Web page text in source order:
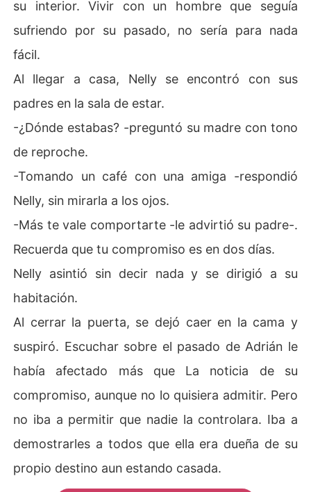
su interior. Vivir con un hombre que seguía
sufriendo por su pasado, no sería para nada
fácil.
Al llegar a casa, Nelly se encontró con sus
padres en la sala de estar.
-¿Dónde estabas? -preguntó su madre con tono
de reproche.
-Tomando un café con una amiga -respondió
Nelly, sin mirarla a los ojos.
-Más te vale comportarte -le advirtió su padre-.
Recuerda que tu compromiso es en dos días.
Nelly asintió sin decir nada y se dirigió a su
habitación.
Al cerrar la puerta, se dejó caer en la cama y
suspiró. Escuchar sobre el pasado de Adrián le
había afectado más que La noticia de su
compromiso, aunque no lo quisiera admitir. Pero
no iba a permitir que nadie la controlara. Iba a
demostrarles a todos que ella era dueña de su
propio destino aun estando casada.